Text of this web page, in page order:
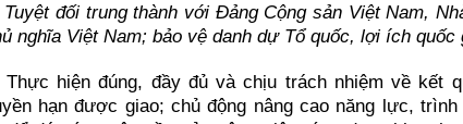
Tuyệt đối trung thành với Đảng Cộng sản Việt Nam,
nghĩa Việt Nam; bảo vệ danh dự Tổ quốc, lợi ích quốc
Thực hiện đúng, đầy đủ và chịu trách nhiệm về kết
hạn được giao; chủ động nâng cao năng lực,